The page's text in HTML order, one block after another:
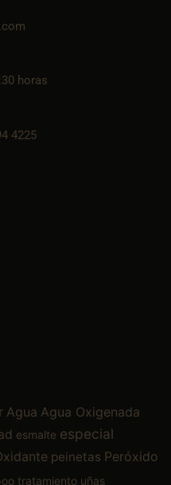
horas
4225
Agua Agua Oxigenada
esmalte especial
peinetas Peróxido
tratamiento uñas